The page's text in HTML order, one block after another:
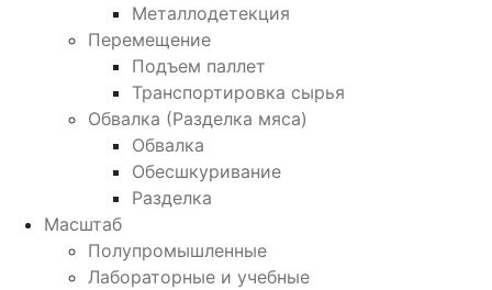
Металлодетекция
Перемещение
Подъем паллет
Транспортировка сырья
Обвалка (Разделка мяса)
Обвалка
Обесшкуривание
Разделка
Масштаб
Полупромышленные
Лабораторные и учебные